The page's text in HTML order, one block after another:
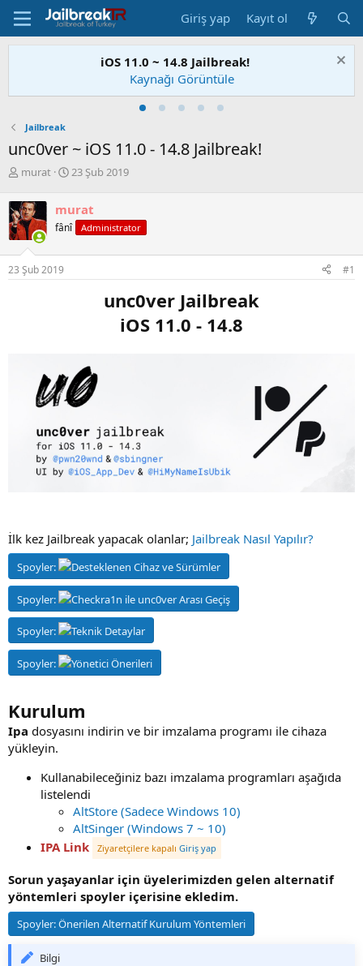
Giriş yap Kayıt ol
Checkra1n Jailbreak Yayınlandı!
Nasıl Yapabilirim?
Jailbreak
unc0ver ~ iOS 11.0 - 14.8 Jailbreak!
K
n
u
S
a
h
i
murat
B
l
a
g
23 Şub 2019
murat
fânî Administrator
23 Şub 2019 #1
unc0ver Jailbreak
iOS 11.0 - 14.8
İlk kez Jailbreak yapacak olanlar; Jailbreak Nasıl Yapılır?
Spoyler: Desteklenen Cihaz ve Sürümler
Spoyler: Checkra1n ile unc0ver Arası Geçiş
Spoyler: Teknik Detaylar
Spoyler: Yönetici Önerileri
Kurulum
Ipa dosyasını indirin ve bir imzalama programı ile cihaza
yükleyin.
Kullanabileceğiniz bazı imzalama programları aşağıda
listelendi
AltStore (Sadece Windows 10)
AltSinger (Windows 7 ~ 10)
IPA Link
Ziyaretçilere kapalı Giriş yap
Sorun yaşayanlar için üyelerimizden gelen alternatif
yöntemleri spoyler içerisine ekledim.
Spoyler:Önerilen Alternatif Kurulum Yöntemleri
Bilgi